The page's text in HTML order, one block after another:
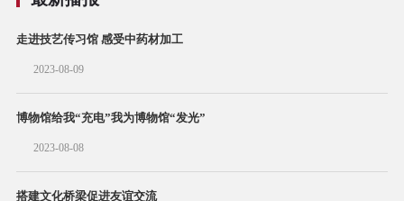
走进技艺传习馆 感受中药材加工
2023-08-09
博物馆给我“充电”我为博物馆“发光”
2023-08-08
搭建文化桥梁促进友谊交流